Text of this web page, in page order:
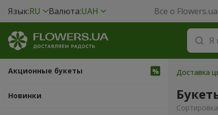
Язык:RU Валюта:UAH Все о Flowers.ua
Акционные букеты
Новинки
Доставка